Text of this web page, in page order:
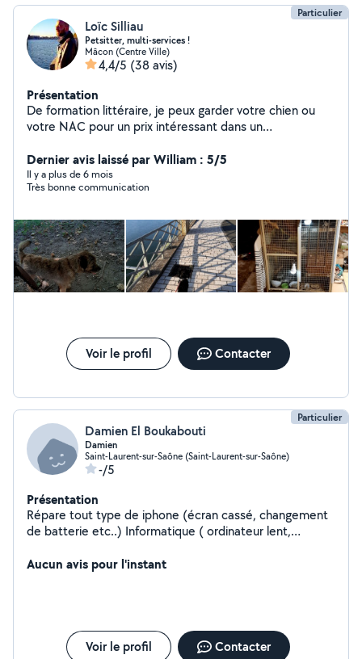
Particulier
Loïc Silliau
Petsitter, multi-services !
Mâcon (Centre Ville)
4,4/5 (38 avis)
Présentation
De formation littéraire, je peux garder votre chien ou
votre NAC pour un prix intéressant dans un
aux devoirs au niveau primaire et collège, faire du baby-
sitting, vous coacher pour différents objectifs dont arrêt
du tabac, prendre des photos lors de soirées ou
d'alphabétisation et plein d'autres choses encore... Je
loue pour une soirée ou quelques jours : gaufrier-
croque-monsieur 2 en 1, service à fondue, webcam,
drone etc... N'hésitez pas à me contacter ! À bientôt !
Dernier avis laissé par William : 5/5
Il y a plus de 6 mois
Très bonne communication
Voir le profil Contacter
Particulier
Damien El Boukabouti
Damien
Saint-Laurent-sur-Saône (Saint-Laurent-sur-Saône)
-/5
Présentation
Répare tout type de iphone (écran cassé, changement
de batterie etc..) Informatique ( ordinateur lent,
Aucun avis pour l'instant
Voir le profil Contacter